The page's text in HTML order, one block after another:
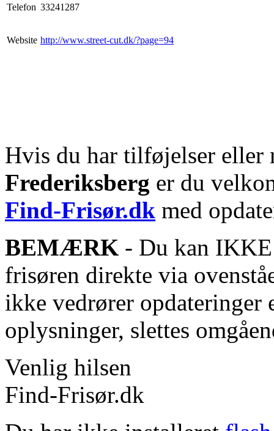
Telefon 33241287
Website http://www.street-cut.dk/?page=94
Hvis du har tilføjelser eller
Frederiksberg er du
Find-Frisør.dk med
BEMÆRK - Du kan IKKE
frisøren direkte via
ikke vedrører opdateringer
oplysninger, slettes
Venlig hilsen
Find-Frisør.dk